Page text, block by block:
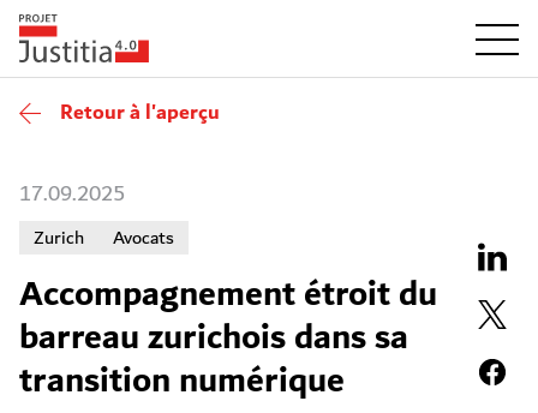
Retour à l'aperçu
17.09.2025
Zurich Avocats
Accompagnement étroit du
barreau zurichois dans sa
transition numérique